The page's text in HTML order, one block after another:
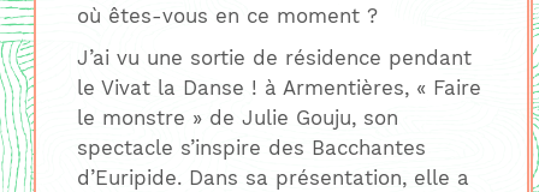
où êtes-vous en ce moment ?
J’ai vu une sortie de résidence pendant
le Vivat la Danse ! à Armentières, « Faire
le monstre » de Julie Gouju, son
spectacle s’inspire des Bacchantes
d’Euripide. Dans sa présentation, elle a